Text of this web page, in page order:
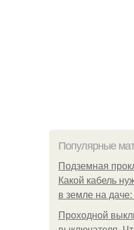
Популярные
Подземная
Какой кабель
в земле на
Проходной